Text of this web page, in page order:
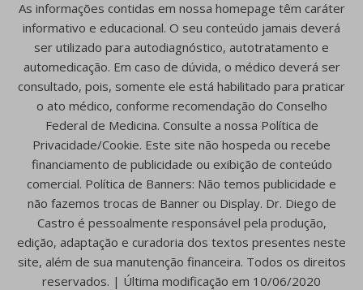
As informações contidas em nossa homepage têm caráter
informativo e educacional. O seu conteúdo jamais deverá
ser utilizado para autodiagnóstico, autotratamento e
automedicação. Em caso de dúvida, o médico deverá ser
consultado, pois, somente ele está habilitado para praticar
o ato médico, conforme recomendação do Conselho
Federal de Medicina. Consulte a nossa Política de
Privacidade/Cookie. Este site não hospeda ou recebe
financiamento de publicidade ou exibição de conteúdo
comercial. Política de Banners: Não temos publicidade e
não fazemos trocas de Banner ou Display. Dr. Diego de
Castro é pessoalmente responsável pela produção,
edição, adaptação e curadoria dos textos presentes neste
site, além de sua manutenção financeira. Todos os direitos
reservados. | Última modificação em 10/06/2020